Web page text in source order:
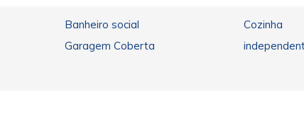
Banheiro social
Cozinha
Garagem Coberta